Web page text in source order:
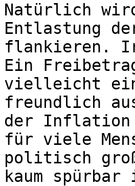
Natürlich
Entlastung
flankieren.
Ein
vielleicht
freundlich
der Inflation
für viele
politisch
kaum